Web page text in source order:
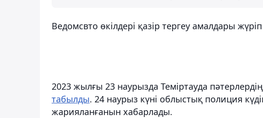
Ведомсвто өкілдері қазір тергеу амалдары
2023 жылғы 23 наурызда Теміртауда
табылды. 24 наурыз күні облыстық полиция
жарияланғанын хабарлады.